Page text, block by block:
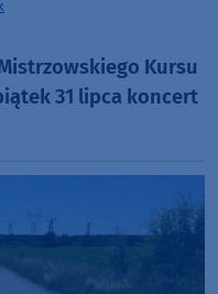
Kursu
31 lipca koncert